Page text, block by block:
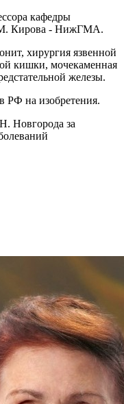
кафедры
Кирова - НижГМА.
хирургия язвенной
кишки, мочекаменная
железы.
РФ на изобретения.
Новгорода за